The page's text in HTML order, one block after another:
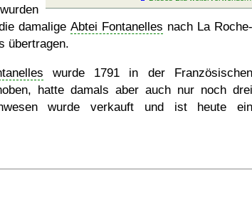
damalige Abtei Fontanelles nach La Roche-
übertragen.
wurde 1791 in der Französischen
hatte damals aber auch nur noch drei
wurde verkauft und ist heute ein